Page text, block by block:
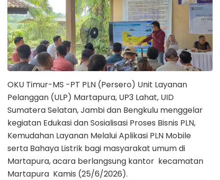
OKU Timur-MS -PT PLN (Persero) Unit Layanan
Pelanggan (ULP) Martapura, UP3 Lahat, UID
Sumatera Selatan, Jambi dan Bengkulu menggelar
kegiatan Edukasi dan Sosialisasi Proses Bisnis PLN,
Kemudahan Layanan Melalui Aplikasi PLN Mobile
serta Bahaya Listrik bagi masyarakat umum di
Martapura, acara berlangsung kantor kecamatan
Martapura Kamis (25/6/2026).